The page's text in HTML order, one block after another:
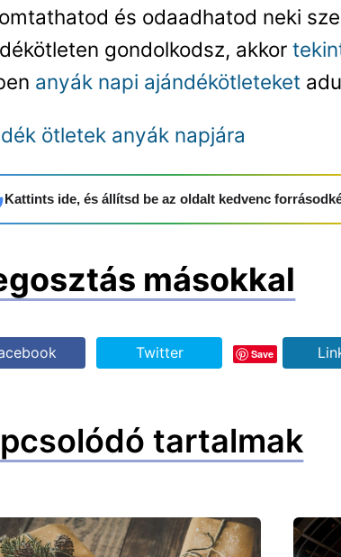
és odaadhatod neki
gondolkodsz, akkor
anyák napi ajándékötleteket
ötletek anyák napjára
Kattints ide, és állítsd be az oldalt kedvenc
másokkal
Twitter Save
tartalmak